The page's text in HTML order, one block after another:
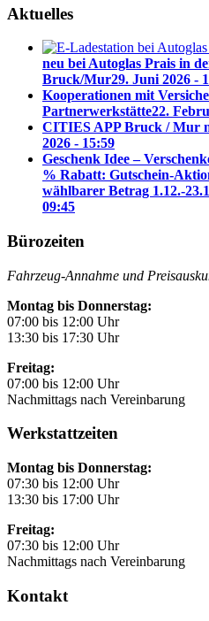
Aktuelles
neu bei Autoglas Prais in
Bruck/Mur29. Juni 2026 -
Kooperationen mit
Partnerwerkstätte22.
CITIES APP Bruck / Mur
2026 - 15:59
Geschenk Idee –
% Rabatt: Gutschein-
wählbarer Betrag 1.12.-
09:45
Bürozeiten
Fahrzeug-Annahme und
Montag bis Donnerstag:
07:00 bis 12:00 Uhr
13:30 bis 17:30 Uhr
Freitag:
07:00 bis 12:00 Uhr
Nachmittags nach Vereinbarung
Werkstattzeiten
Montag bis Donnerstag:
07:30 bis 12:00 Uhr
13:30 bis 17:00 Uhr
Freitag:
07:30 bis 12:00 Uhr
Nachmittags nach Vereinbarung
Kontakt